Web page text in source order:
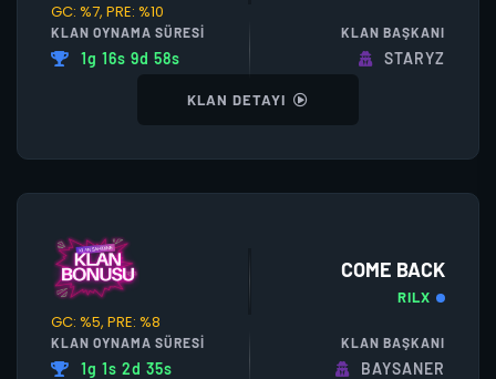
GC: %7, PRE: %10
KLAN OYNAMA SÜRESI
1g 16s 9d 58s
KLAN BAŞKANI
STARYZ
KLAN DETAYI
GC: %5, PRE: %8
COME BACK
RILX
KLAN OYNAMA SÜRESI
1g 1s 2d 35s
KLAN BAŞKANI
BAYSANER